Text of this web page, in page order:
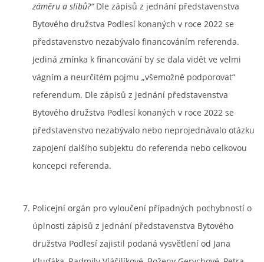
záměru a slibů?“Dle zápisů z jednání představenstva
Bytového družstva Podlesí konaných v roce 2022 se
představenstvo nezabývalo financováním referenda.
Jediná zmínka k financování by se dala vidět ve velmi
vágním a neurčitém pojmu „všemožně podporovat“
referendum. Dle zápisů z jednání představenstva
Bytového družstva Podlesí konaných v roce 2022 se
představenstvo nezabývalo nebo neprojednávalo otázku
zapojení dalšího subjektu do referenda nebo celkovou
koncepci referenda.
Policejní orgán pro vyloučení případných pochybností o
úplnosti zápisů z jednání představenstva Bytového
družstva Podlesí zajistil podaná vysvětlení od Jana